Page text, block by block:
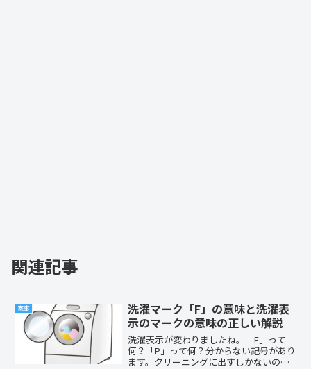
関連記事
家事
洗濯マーク「F」の意味と洗濯表
示のマークの意味の正しい解説
洗濯表示が変わりましたね。「F」って
何？「P」って何？分からない記号があり
ます。クリーニングに出すしかないの？